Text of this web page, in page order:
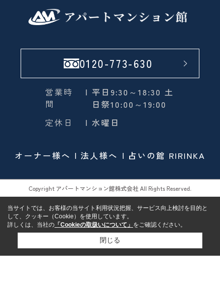
0120-773-630
営業時
間
| 平日9:30～18:30 土
日祭10:00～19:00
定休日
| 水曜日
オーナー様へ 法人様へ 占いの館 RIRINKA
Copyright アパートマンション館株式会社 All Rights Reserved.
当サイトでは、お客様の当サイト利用状況把握、サービス向上検討を目的と
して、クッキー（Cookie）を使用しています。
詳しくは、当社の 「Cookieの取扱いについて」 をご確認ください。
閉じる